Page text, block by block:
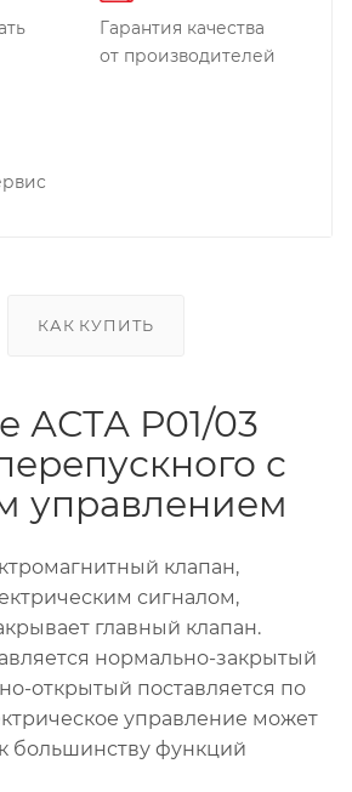
Гарантия качества
от производителей
КАК КУПИТЬ
АСТА Р01/03
с
управлением
клапан,
сигналом,
главный клапан.
нормально-закрытый
открытый поставляется по
управление может
большинству функций